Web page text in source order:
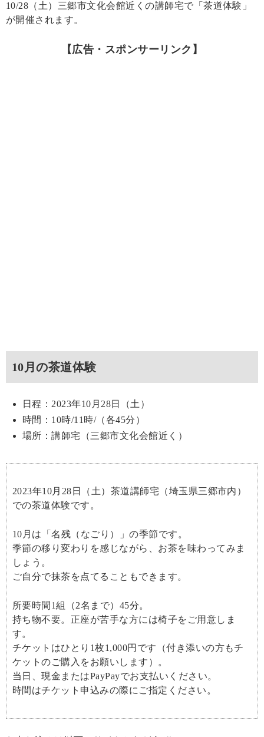
10/28（土）三郷市文化会館近くの講師宅で「茶道体験」
が開催されます。
【広告・スポンサーリンク】
10月の茶道体験
日程：2023年10月28日（土）
時間：10時/11時/（各45分）
場所：講師宅（三郷市文化会館近く）
2023年10月28日（土）茶道講師宅（埼玉県三郷市内）
での茶道体験です。
10月は「名残（なごり）」の季節です。
季節の移り変わりを感じながら、お茶を味わってみま
しょう。
ご自分で抹茶を点てることもできます。
所要時間1組（2名まで）45分。
持ち物不要。正座が苦手な方には椅子をご用意しま
す。
チケットはひとり1枚1,000円です（付き添いの方もチ
ケットのご購入をお願いします）。
当日、現金またはPayPayでお支払いください。
時間はチケット申込みの際にご指定ください。